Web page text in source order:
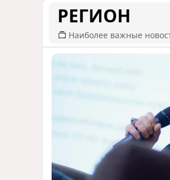
РЕГИОН
Наиболее важные